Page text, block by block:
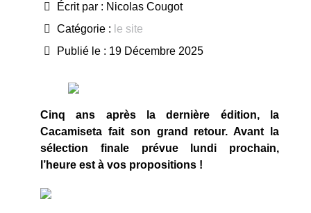
Écrit par : Nicolas Cougot
Catégorie : le site
Publié le : 19 Décembre 2025
Cinq ans après la dernière édition, la
Cacamiseta fait son grand retour. Avant la
sélection finale prévue lundi prochain,
l’heure est à vos propositions !